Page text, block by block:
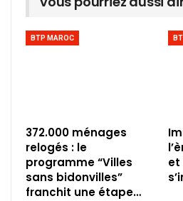
BTP MAROC
372.000 ménages
relogés : le
programme “Villes
sans bidonvilles”
franchit une étape…
et